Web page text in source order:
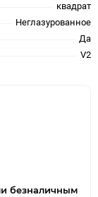
квадрат
Неглазурованное
Да
V2
безналичным